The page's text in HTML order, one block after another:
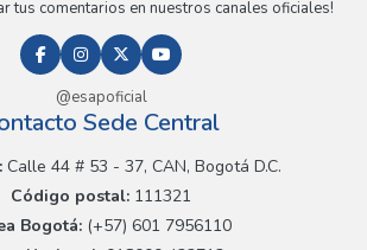
tus comentarios en nuestros canales oficiales!
@esapoficial
Sede Central
Calle 44 # 53 - 37, CAN, Bogotá D.C.
Código postal: 111321
Bogotá:(+57) 601 7956110